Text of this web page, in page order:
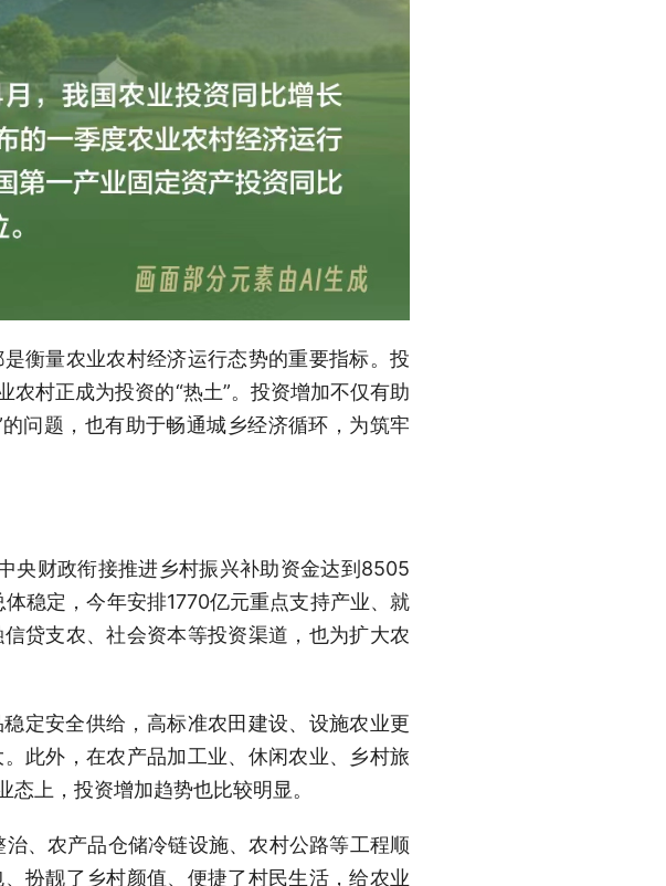
衡量农业农村经济运行态势的重要指标。投
村正成为投资的“热土”。投资增加不仅有助
问题，也有助于畅通城乡经济循环，为筑牢
央财政衔接推进乡村振兴补助资金达到8505
稳定，今年安排1770亿元重点支持产业、就
贷支农、社会资本等投资渠道，也为扩大农
定安全供给，高标准农田建设、设施农业更
此外，在农产品加工业、休闲农业、乡村旅
上，投资增加趋势也比较明显。
、农产品仓储冷链设施、农村公路等工程顺
扮靓了乡村颜值、便捷了村民生活，给农业